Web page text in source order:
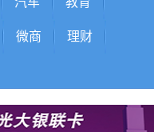
微商 理财